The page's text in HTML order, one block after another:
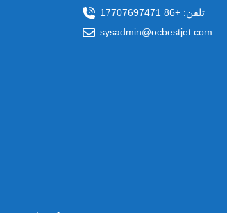
تلفن: +86 17707697471
sysadmin@ocbestjet.com